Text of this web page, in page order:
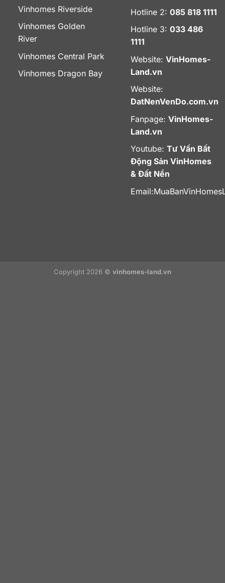
Vinhomes Riverside
Vinhomes Golden
River
Vinhomes Central Park
Vinhomes Dragon Bay
Hotline 2: 085 818 1111
Hotline 3: 033 486
1111
Website: VinHomes-
Land.vn
Website:
DatNenVenDo.com.vn
Fanpage: VinHomes-
Land.vn
Youtube: Tư Vấn Bất
Động Sản VinHomes
& Đất Nền
Email:
Copyright 2026 © vinhomes-land.vn